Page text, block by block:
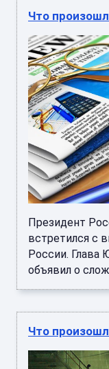
Что
Президент
встретился с
России. Глава
объявил о
Что